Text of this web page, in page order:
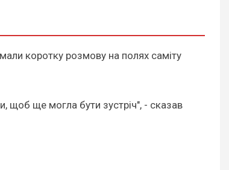
коротку розмову на полях саміту
щоб ще могла бути зустріч", - сказав